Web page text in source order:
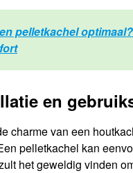
pelletkachel
en
charme van een
pelletkachel kan
het geweldig vinden